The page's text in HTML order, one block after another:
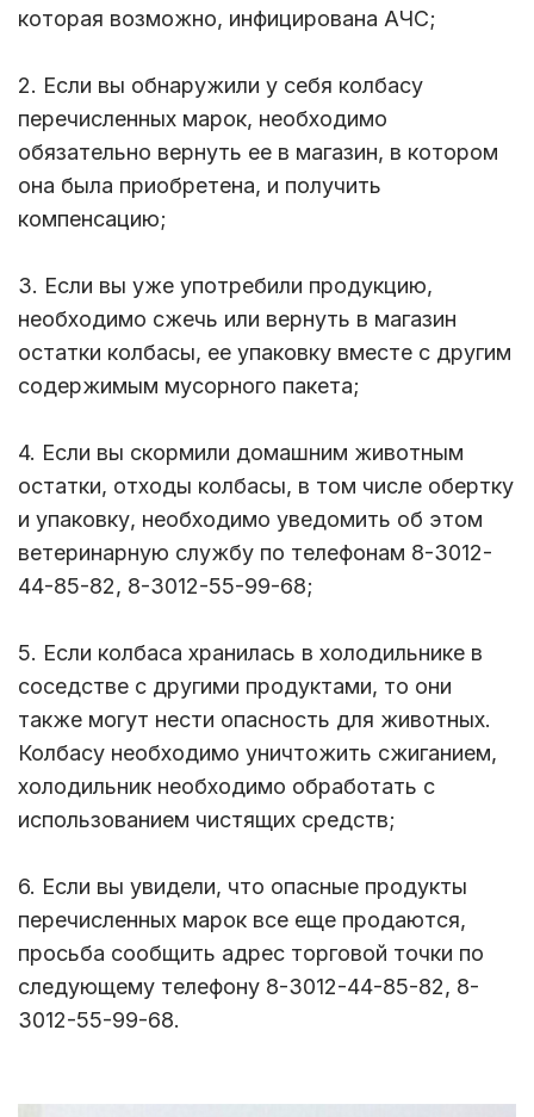
которая возможно, инфицирована АЧС;
2. Если вы обнаружили у себя колбасу
перечисленных марок, необходимо
обязательно вернуть ее в магазин, в котором
она была приобретена, и получить
компенсацию;
3. Если вы уже употребили продукцию,
необходимо сжечь или вернуть в магазин
остатки колбасы, ее упаковку вместе с другим
содержимым мусорного пакета;
4. Если вы скормили домашним животным
остатки, отходы колбасы, в том числе обертку
и упаковку, необходимо уведомить об этом
ветеринарную службу по телефонам 8-3012-
44-85-82, 8-3012-55-99-68;
5. Если колбаса хранилась в холодильнике в
соседстве с другими продуктами, то они
также могут нести опасность для животных.
Колбасу необходимо уничтожить сжиганием,
холодильник необходимо обработать с
использованием чистящих средств;
6. Если вы увидели, что опасные продукты
перечисленных марок все еще продаются,
просьба сообщить адрес торговой точки по
следующему телефону 8-3012-44-85-82, 8-
3012-55-99-68.